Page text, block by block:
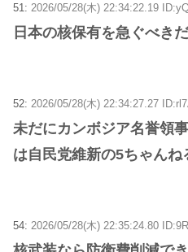
51: 2026/05/28(木) 22:34:22.19
日本の核保有を急ぐべきだ
52: 2026/05/28(木) 22:34:27.27
未だにカンボジア名誉領
は自民党維新の5ちゃんね
54: 2026/05/28(木) 22:35:24.80